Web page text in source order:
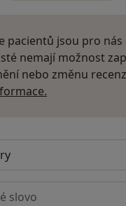
pacientů jsou pro
nemají možnost
nebo změnu